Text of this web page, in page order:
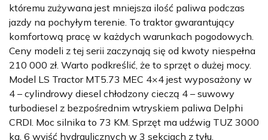
któremu zużywana jest mniejsza ilość paliwa podczas
jazdy na pochyłym terenie. To traktor gwarantujący
komfortową pracę w każdych warunkach pogodowych.
Ceny modeli z tej serii zaczynają się od kwoty niespełna
210 000 zł. Warto podkreślić, że to sprzęt o dużej mocy.
Model LS Tractor MT5.73 MEC 4×4 jest wyposażony w
4 – cylindrowy diesel chłodzony cieczą 4 – suwowy
turbodiesel z bezpośrednim wtryskiem paliwa Delphi
CRDI. Moc silnika to 73 KM. Sprzęt ma udźwig TUZ 3000
kg, 6 wyjść hydraulicznych w 3 sekcjach z tyłu,